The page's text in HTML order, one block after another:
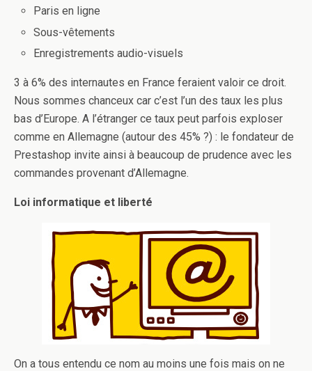
Paris en ligne
Sous-vêtements
Enregistrements audio-visuels
3 à 6% des internautes en France feraient valoir ce droit.
Nous sommes chanceux car c’est l’un des taux les plus
bas d’Europe. A l’étranger ce taux peut parfois exploser
comme en Allemagne (autour des 45% ?) : le fondateur de
Prestashop invite ainsi à beaucoup de prudence avec les
commandes provenant d’Allemagne.
Loi informatique et liberté
On a tous entendu ce nom au moins une fois mais on ne